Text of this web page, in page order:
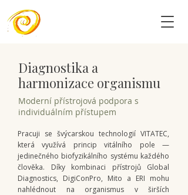
Diagnostika a
harmonizace organismu
Moderní přístrojová podpora s
individuálním přístupem
Pracuji se švýcarskou technologií VITATEC,
která využívá princip vitálního pole —
jedinečného biofyzikálního systému každého
člověka. Díky kombinaci přístrojů Global
Diagnostics, DigiConPro, Mito a ERI mohu
nahlédnout na organismus v širších